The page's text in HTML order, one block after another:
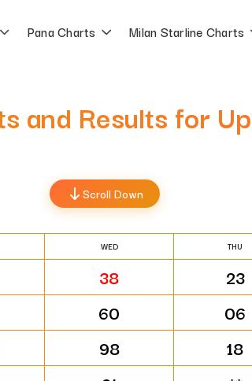
Pana Charts Milan Starline Charts
and Results for
Scroll Down
WED THU
38 23
60 06
98 18